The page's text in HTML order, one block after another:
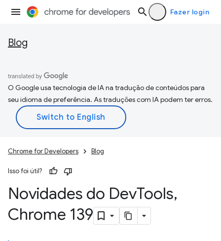
Fazer login
Blog
O Google usa tecnologia de IA na tradução de conteúdos para
seu idioma de preferência. As traduções com IA podem ter erros.
Chrome for Developers Blog
Isso foi útil?
Novidades do DevTools,
Chrome 139